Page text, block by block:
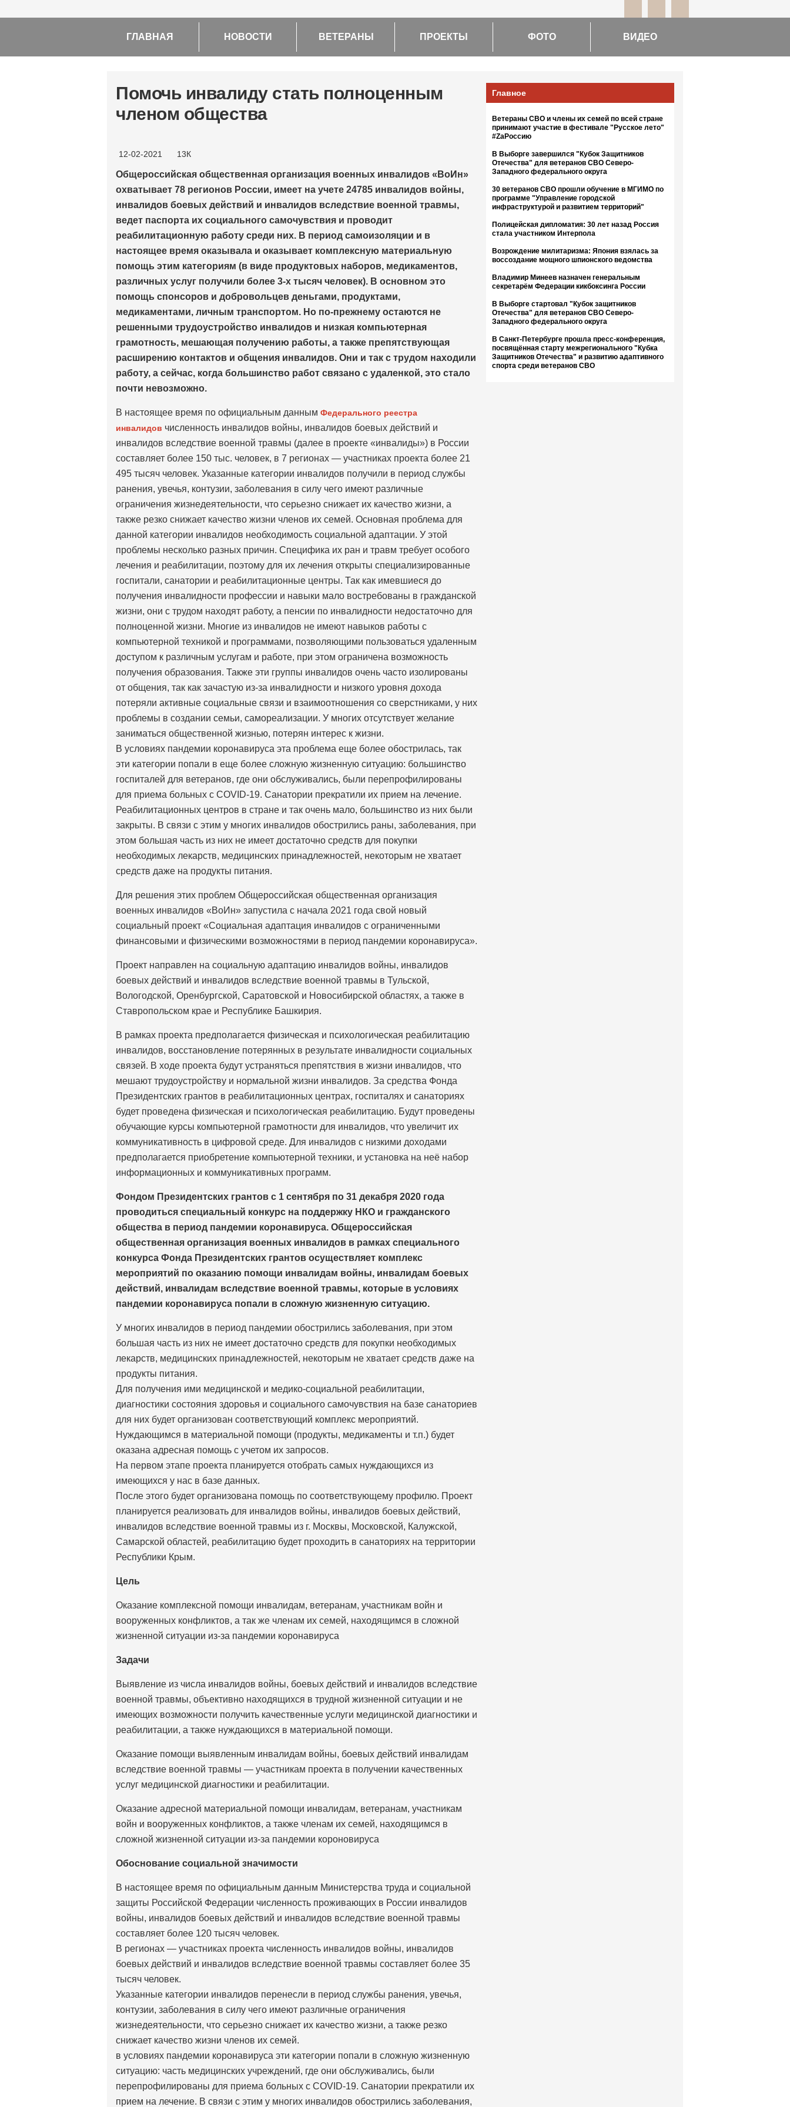
ГЛАВНАЯ НОВОСТИ ВЕТЕРАНЫ ПРОЕКТЫ ФОТО ВИДЕО
Помочь инвалиду стать полноценным
членом общества
12-02-2021 13К
Общероссийская общественная организация военных инвалидов «ВоИн»
охватывает 78 регионов России, имеет на учете 24785 инвалидов войны,
инвалидов боевых действий и инвалидов вследствие военной травмы,
ведет паспорта их социального самочувствия и проводит
реабилитационную работу среди них. В период самоизоляции и в
настоящее время оказывала и оказывает комплексную материальную
помощь этим категориям (в виде продуктовых наборов, медикаментов,
различных услуг получили более 3-х тысяч человек). В основном это
помощь спонсоров и добровольцев деньгами, продуктами,
медикаментами, личным транспортом. Но по-прежнему остаются не
решенными трудоустройство инвалидов и низкая компьютерная
грамотность, мешающая получению работы, а также препятствующая
расширению контактов и общения инвалидов. Они и так с трудом находили
работу, а сейчас, когда большинство работ связано с удаленкой, это стало
почти невозможно.
В настоящее время по официальным данным Федерального реестра
инвалидов численность инвалидов войны, инвалидов боевых действий и
инвалидов вследствие военной травмы (далее в проекте «инвалиды») в России
составляет более 150 тыс. человек, в 7 регионах — участниках проекта более 21
495 тысяч человек. Указанные категории инвалидов получили в период службы
ранения, увечья, контузии, заболевания в силу чего имеют различные
ограничения жизнедеятельности, что серьезно снижает их качество жизни, а
также резко снижает качество жизни членов их семей. Основная проблема для
данной категории инвалидов необходимость социальной адаптации. У этой
проблемы несколько разных причин. Специфика их ран и травм требует особого
лечения и реабилитации, поэтому для их лечения открыты специализированные
госпитали, санатории и реабилитационные центры. Так как имевшиеся до
получения инвалидности профессии и навыки мало востребованы в гражданской
жизни, они с трудом находят работу, а пенсии по инвалидности недостаточно для
полноценной жизни. Многие из инвалидов не имеют навыков работы с
компьютерной техникой и программами, позволяющими пользоваться удаленным
доступом к различным услугам и работе, при этом ограничена возможность
получения образования. Также эти группы инвалидов очень часто изолированы
от общения, так как зачастую из-за инвалидности и низкого уровня дохода
потеряли активные социальные связи и взаимоотношения со сверстниками, у них
проблемы в создании семьи, самореализации. У многих отсутствует желание
заниматься общественной жизнью, потерян интерес к жизни.
В условиях пандемии коронавируса эта проблема еще более обострилась, так
эти категории попали в еще более сложную жизненную ситуацию: большинство
госпиталей для ветеранов, где они обслуживались, были перепрофилированы
для приема больных с COVID-19. Санатории прекратили их прием на лечение.
Реабилитационных центров в стране и так очень мало, большинство из них были
закрыты. В связи с этим у многих инвалидов обострились раны, заболевания, при
этом большая часть из них не имеет достаточно средств для покупки
необходимых лекарств, медицинских принадлежностей, некоторым не хватает
средств даже на продукты питания.
Для решения этих проблем Общероссийская общественная организация
военных инвалидов «ВоИн» запустила с начала 2021 года свой новый
социальный проект «Социальная адаптация инвалидов с ограниченными
финансовыми и физическими возможностями в период пандемии коронавируса».
Проект направлен на социальную адаптацию инвалидов войны, инвалидов
боевых действий и инвалидов вследствие военной травмы в Тульской,
Вологодской, Оренбургской, Саратовской и Новосибирской областях, а также в
Ставропольском крае и Республике Башкирия.
В рамках проекта предполагается физическая и психологическая реабилитацию
инвалидов, восстановление потерянных в результате инвалидности социальных
связей. В ходе проекта будут устраняться препятствия в жизни инвалидов, что
мешают трудоустройству и нормальной жизни инвалидов. За средства Фонда
Президентских грантов в реабилитационных центрах, госпиталях и санаториях
будет проведена физическая и психологическая реабилитацию. Будут проведены
обучающие курсы компьютерной грамотности для инвалидов, что увеличит их
коммуникативность в цифровой среде. Для инвалидов с низкими доходами
предполагается приобретение компьютерной техники, и установка на неё набор
информационных и коммуникативных программ.
Фондом Президентских грантов с 1 сентября по 31 декабря 2020 года
проводиться специальный конкурс на поддержку НКО и гражданского
общества в период пандемии коронавируса. Общероссийская
общественная организация военных инвалидов в рамках специального
конкурса Фонда Президентских грантов осуществляет комплекс
мероприятий по оказанию помощи инвалидам войны, инвалидам боевых
действий, инвалидам вследствие военной травмы, которые в условиях
пандемии коронавируса попали в сложную жизненную ситуацию.
У многих инвалидов в период пандемии обострились заболевания, при этом
большая часть из них не имеет достаточно средств для покупки необходимых
лекарств, медицинских принадлежностей, некоторым не хватает средств даже на
продукты питания.
Для получения ими медицинской и медико-социальной реабилитации,
диагностики состояния здоровья и социального самочувствия на базе санаториев
для них будет организован соответствующий комплекс мероприятий.
Нуждающимся в материальной помощи (продукты, медикаменты и т.п.) будет
оказана адресная помощь с учетом их запросов.
На первом этапе проекта планируется отобрать самых нуждающихся из
имеющихся у нас в базе данных.
После этого будет организована помощь по соответствующему профилю. Проект
планируется реализовать для инвалидов войны, инвалидов боевых действий,
инвалидов вследствие военной травмы из г. Москвы, Московской, Калужской,
Самарской областей, реабилитацию будет проходить в санаториях на территории
Республики Крым.
Цель
Оказание комплексной помощи инвалидам, ветеранам, участникам войн и
вооруженных конфликтов, а так же членам их семей, находящимся в сложной
жизненной ситуации из-за пандемии коронавируса
Задачи
Выявление из числа инвалидов войны, боевых действий и инвалидов вследствие
военной травмы, объективно находящихся в трудной жизненной ситуации и не
имеющих возможности получить качественные услуги медицинской диагностики и
реабилитации, а также нуждающихся в материальной помощи.
Оказание помощи выявленным инвалидам войны, боевых действий инвалидам
вследствие военной травмы — участникам проекта в получении качественных
услуг медицинской диагностики и реабилитации.
Оказание адресной материальной помощи инвалидам, ветеранам, участникам
войн и вооруженных конфликтов, а также членам их семей, находящимся в
сложной жизненной ситуации из-за пандемии короновируса
Обоснование социальной значимости
В настоящее время по официальным данным Министерства труда и социальной
защиты Российской Федерации численность проживающих в России инвалидов
войны, инвалидов боевых действий и инвалидов вследствие военной травмы
составляет более 120 тысяч человек.
В регионах — участниках проекта численность инвалидов войны, инвалидов
боевых действий и инвалидов вследствие военной травмы составляет более 35
тысяч человек.
Указанные категории инвалидов перенесли в период службы ранения, увечья,
контузии, заболевания в силу чего имеют различные ограничения
жизнедеятельности, что серьезно снижает их качество жизни, а также резко
снижает качество жизни членов их семей.
в условиях пандемии коронавируса эти категории попали в сложную жизненную
ситуацию: часть медицинских учреждений, где они обслуживались, были
перепрофилированы для приема больных с COVID-19. Санатории прекратили их
прием на лечение. В связи с этим у многих инвалидов обострились заболевания,
Главное
Ветераны СВО и члены их семей по всей стране
принимают участие в фестивале "Русское лето"
#ZaРоссию
В Выборге завершился "Кубок Защитников
Отечества" для ветеранов СВО Северо-
Западного федерального округа
30 ветеранов СВО прошли обучение в МГИМО по
программе "Управление городской
инфраструктурой и развитием территорий"
Полицейская дипломатия: 30 лет назад Россия
стала участником Интерпола
Возрождение милитаризма: Япония взялась за
воссоздание мощного шпионского ведомства
Владимир Минеев назначен генеральным
секретарём Федерации кикбоксинга России
В Выборге стартовал "Кубок защитников
Отечества" для ветеранов СВО Северо-
Западного федерального округа
В Санкт-Петербурге прошла пресс-конференция,
посвящённая старту межрегионального "Кубка
Защитников Отечества" и развитию адаптивного
спорта среди ветеранов СВО